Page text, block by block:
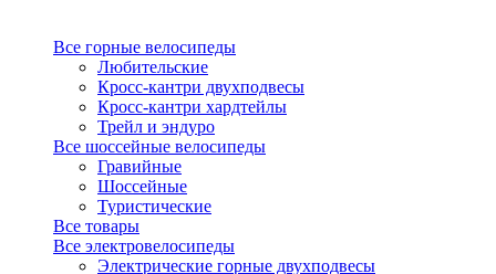
Все горные велосипеды
Любительские
Кросс-кантри двухподвесы
Кросс-кантри хардтейлы
Трейл и эндуро
Все шоссейные велосипеды
Гравийные
Шоссейные
Туристические
Все товары
Все электровелосипеды
Электрические горные двухподвесы